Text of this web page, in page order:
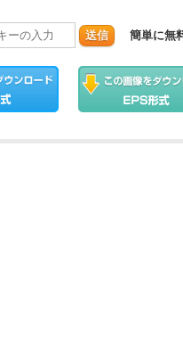
送信 簡単に無